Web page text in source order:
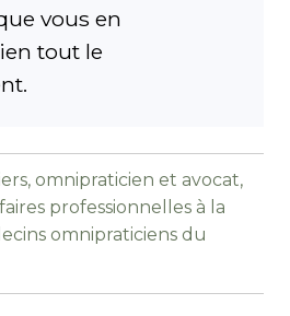
vous en
tout le
omnipraticien et avocat,
professionnelles à la
omnipraticiens du